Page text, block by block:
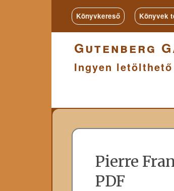
Könyvkereső Könyvek
Gutenberg
Ingyen
Pierre
PDF